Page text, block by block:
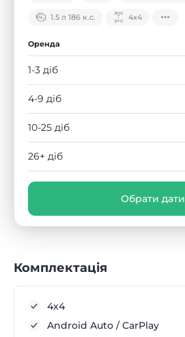
1.5 л 186 к.с. 4х4
Оренда
1-3 діб
4-9 діб
10-25 діб
26+ діб
Обрати дати
Комплектація
4x4
Android Auto / CarPlay